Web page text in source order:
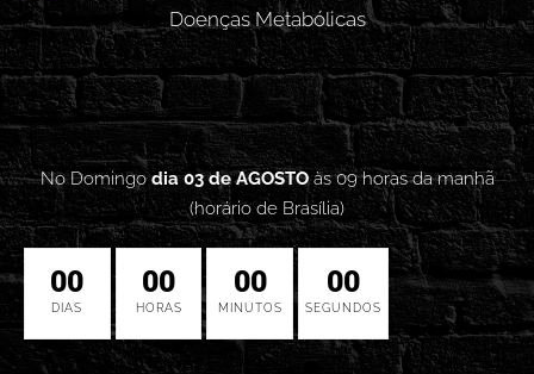
Doenças Metabólicas
No Domingodia 03 de AGOSTOàs 09 horas da manhã
(horário de Brasília)
00
DIAS
00
HORAS
00
MINUTOS
00
SEGUNDOS